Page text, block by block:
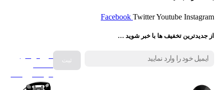
Facebook TwitterYoutube Instagram
از جدیدترین تخفیف ها با خبر شوید …
فروش انواع